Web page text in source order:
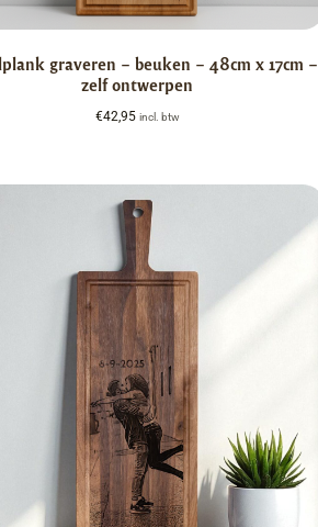
graveren – beuken – 48cm x 17cm –
zelf ontwerpen
€42,95 incl. btw